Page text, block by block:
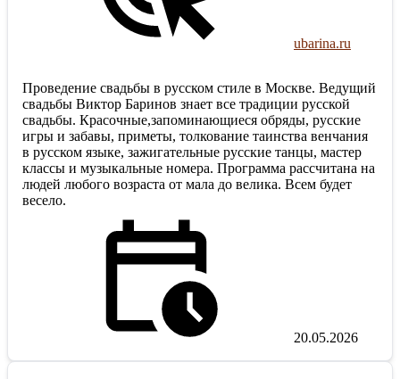
ubarina.ru
Проведение свадьбы в русском стиле в Москве. Ведущий
свадьбы Виктор Баринов знает все традиции русской
свадьбы. Красочные,запоминающиеся обряды, русские
игры и забавы, приметы, толкование таинства венчания
в русском языке, зажигательные русские танцы, мастер
классы и музыкальные номера. Программа рассчитана на
людей любого возраста от мала до велика. Всем будет
весело.
20.05.2026